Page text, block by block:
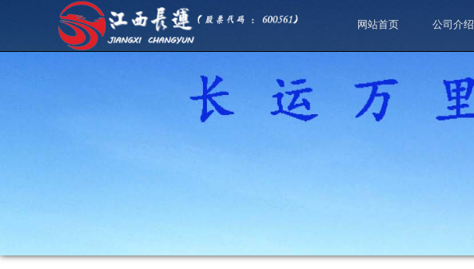
网站首页 公司介绍